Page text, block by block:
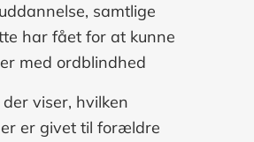
samtlige
har fået for at kunne
med ordblindhed
viser, hvilken
er givet til forældre